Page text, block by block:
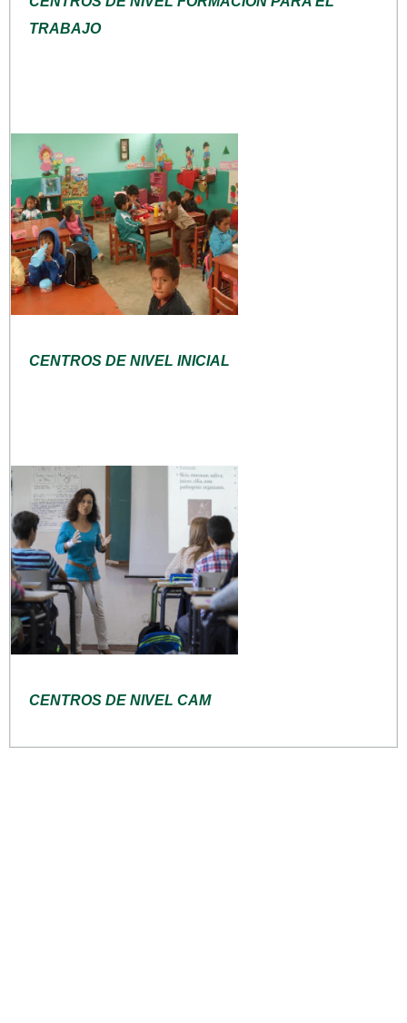
TRABAJO
CENTROS DE NIVEL INICIAL
CENTROS DE NIVEL CAM